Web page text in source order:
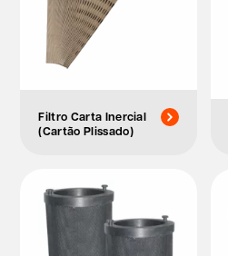
Filtro Carta Inercial
(Cartão Plissado)